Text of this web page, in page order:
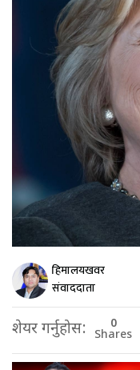
हिमालयखवर
संवाददाता
शेयर गर्नुहोस: 0
Shares